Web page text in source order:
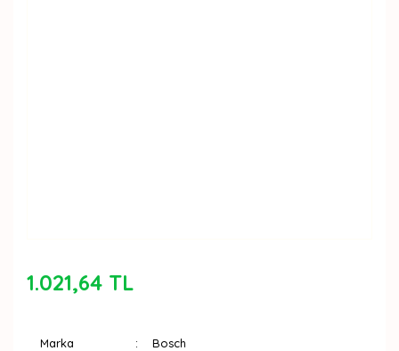
1.021,64 TL
Marka Bosch